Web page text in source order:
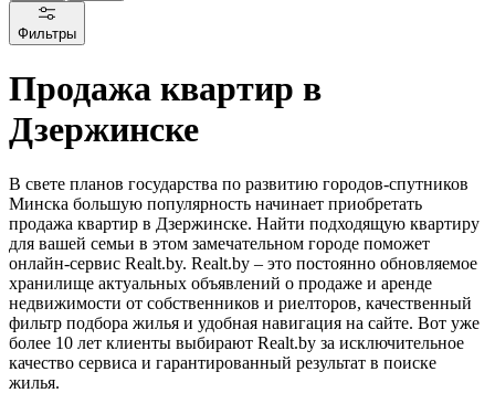
Фильтры
Продажа квартир в
Дзержинске
В свете планов государства по развитию городов-спутников
Минска большую популярность начинает приобретать
продажа квартир в Дзержинске. Найти подходящую квартиру
для вашей семьи в этом замечательном городе поможет
онлайн-сервис Realt.by. Realt.by – это постоянно обновляемое
хранилище актуальных объявлений о продаже и аренде
недвижимости от собственников и риелторов, качественный
фильтр подбора жилья и удобная навигация на сайте. Вот уже
более 10 лет клиенты выбирают Realt.by за исключительное
качество сервиса и гарантированный результат в поиске
жилья.